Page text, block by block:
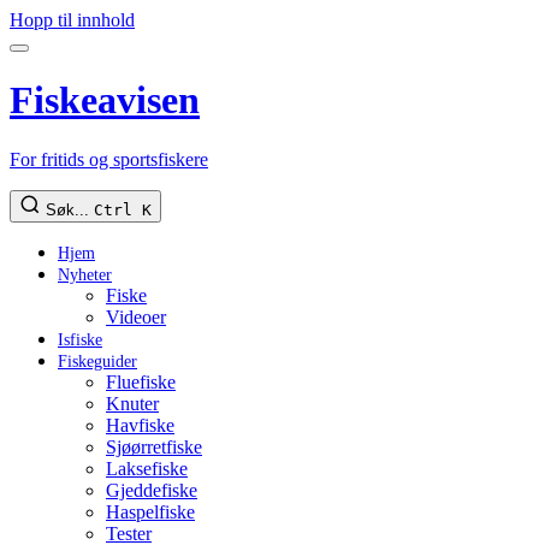
Hopp til innhold
Fiskeavisen
For fritids og sportsfiskere
Søk... Ctrl K
Hjem
Nyheter
Fiske
Videoer
Isfiske
Fiskeguider
Fluefiske
Knuter
Havfiske
Sjøørretfiske
Laksefiske
Gjeddefiske
Haspelfiske
Tester